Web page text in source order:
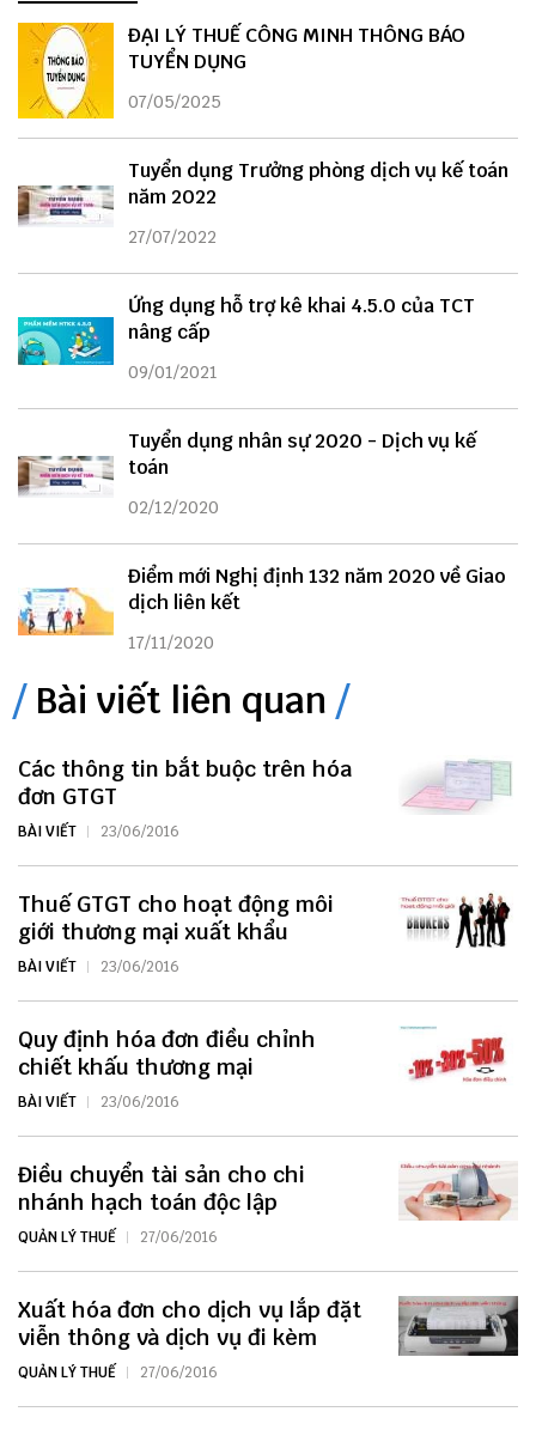
ĐẠI LÝ THUẾ CÔNG MINH THÔNG BÁO
TUYỂN DỤNG
07/05/2025
Tuyển dụng Trưởng phòng dịch vụ kế toán
năm 2022
27/07/2022
Ứng dụng hỗ trợ kê khai 4.5.0 của TCT
nâng cấp
09/01/2021
Tuyển dụng nhân sự 2020 - Dịch vụ kế
toán
02/12/2020
Điểm mới Nghị định 132 năm 2020 về Giao
dịch liên kết
17/11/2020
Bài viết liên quan
Các thông tin bắt buộc trên hóa
đơn GTGT
BÀI VIẾT 23/06/2016
Thuế GTGT cho hoạt động môi
giới thương mại xuất khẩu
BÀI VIẾT 23/06/2016
Quy định hóa đơn điều chỉnh
chiết khấu thương mại
BÀI VIẾT 23/06/2016
Điều chuyển tài sản cho chi
nhánh hạch toán độc lập
QUẢN LÝ THUẾ 27/06/2016
Xuất hóa đơn cho dịch vụ lắp đặt
viễn thông và dịch vụ đi kèm
QUẢN LÝ THUẾ 27/06/2016